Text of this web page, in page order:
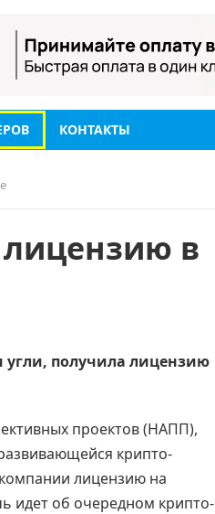
КОНТАКТЫ
в
получила лицензию
проектов (НАПП),
крипто-
лицензию на
идет об очередном крипто-